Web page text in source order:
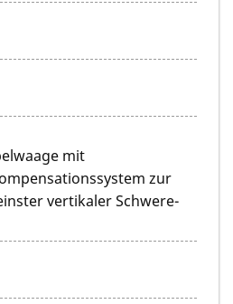
mit
zur
vertikaler Schwere-